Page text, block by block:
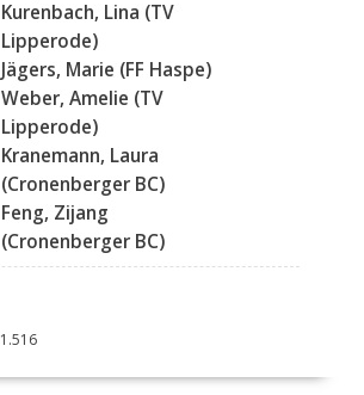
Kurenbach, Lina (TV
Lipperode)
Jägers, Marie (FF Haspe)
Weber, Amelie (TV
Lipperode)
Kranemann, Laura
(Cronenberger BC)
Feng, Zijang
(Cronenberger BC)
1.516